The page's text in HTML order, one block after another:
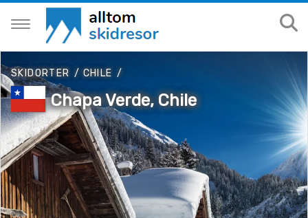
SKIDORTER / CHILE /
Chapa Verde, Chile